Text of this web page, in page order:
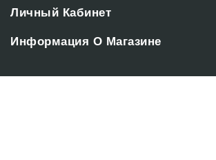
Личный Кабинет
Информация О Магазине